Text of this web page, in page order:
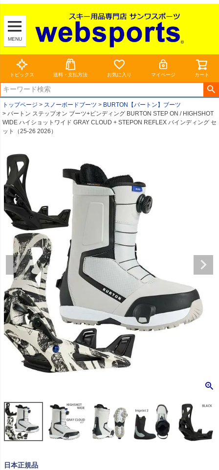
MENU
トピックス 送料・支払方法 お気に入り マイページ カート
トップページ スノーボードブーツ
BURTON【バートン】ブーツ
バートン ステップオン ブーツ+ビンディング BURTON STEP ON / HIGHSHOT
WIDE ハイショットワイド GRAY CLOUD + STEPON REFLEX バインディング セ
ット（25-26 2026）
日本正規品